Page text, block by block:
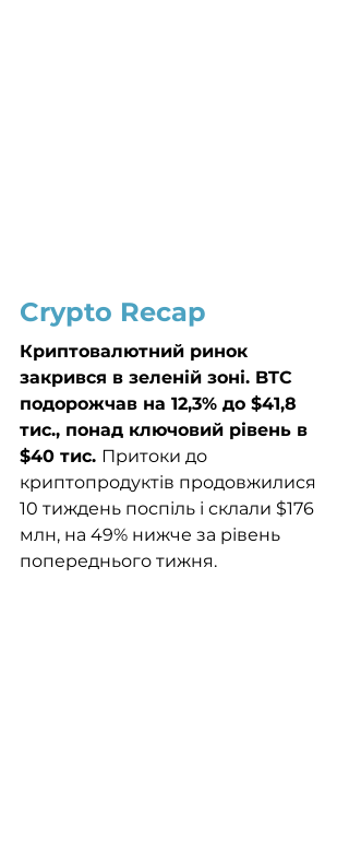
Crypto Recap
Криптовалютний ринок
закрився в зеленій зоні. BTC
подорожчав на 12,3% до $41,8
тис., понад ключовий рівень в
$40 тис. Притоки до
криптопродуктів продовжилися
10 тиждень поспіль і склали $176
млн, на 49% нижче за рівень
попереднього тижня.